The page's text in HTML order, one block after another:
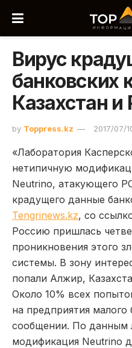
Вирус
банковских
Казахстан и
by Toppress.kz 2017/07/
«Лаборатория
нетипичную
Neutrino, атакующего
крадущего данные
Tengrinews.kz, со
Россию пришлась
проникновения этого
системы. В зону
попали Алжир,
Около 10% всех
на предприятия
сообщении. По данным
модификация Neutrino